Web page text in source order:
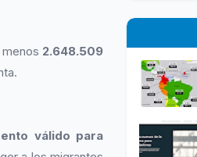
2.648.509
válido para